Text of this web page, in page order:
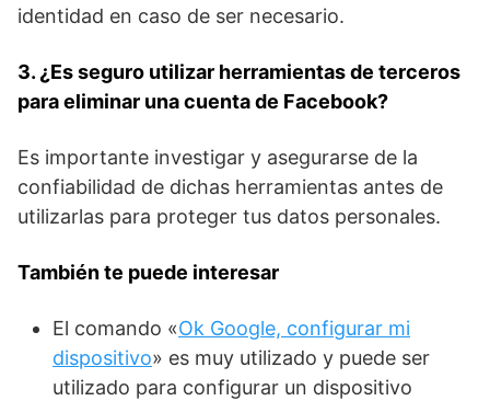
identidad⁣ en caso de ser necesario.
3. ¿Es seguro utilizar‍ herramientas de terceros
para eliminar una cuenta⁢ de Facebook?
Es importante investigar y asegurarse de‌ la
confiabilidad de dichas herramientas ⁣antes de
utilizarlas para proteger tus datos personales.
También te puede interesar
El comando «Ok Google, configurar mi
dispositivo» es muy utilizado y puede ser
utilizado para configurar un dispositivo